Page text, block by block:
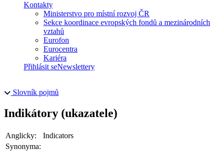
Kontakty
Ministerstvo pro místní rozvoj ČR
Sekce koordinace evropských fondů a mezinárodních
vztahů
Eurofon
Eurocentra
Kariéra
Přihlásit seNewslettery
Slovník pojmů
Indikátory (ukazatele)
Anglicky:
Indicators
Synonyma: